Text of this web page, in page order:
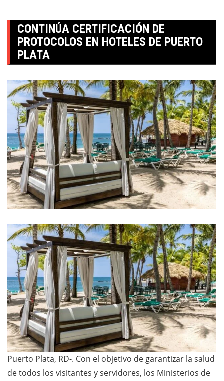
CONTINÚA CERTIFICACIÓN DE
PROTOCOLOS EN HOTELES DE PUERTO
PLATA
Puerto Plata, RD-. Con el objetivo de garantizar la salud
de todos los visitantes y servidores, los Ministerios de